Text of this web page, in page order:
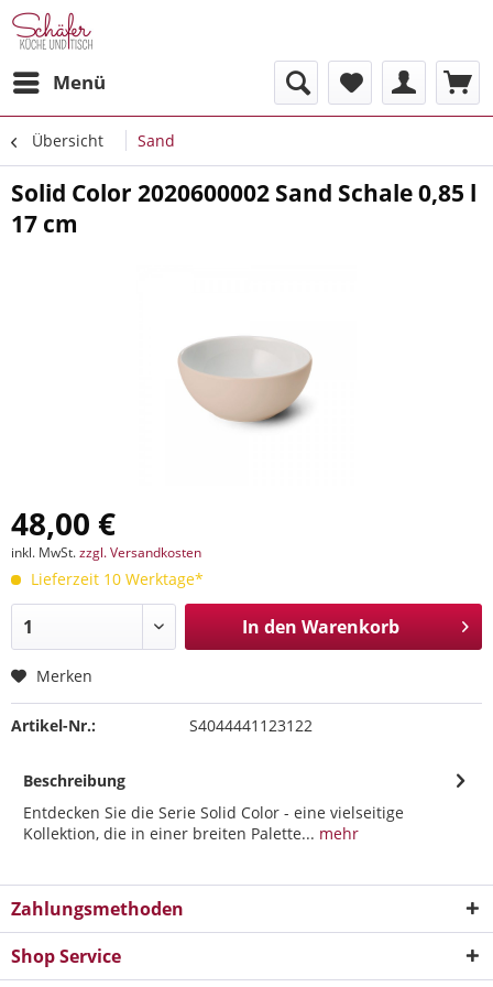
Menü
Übersicht Sand
Solid Color 2020600002 Sand Schale 0,85 l
17 cm
48,00 €
inkl. MwSt.zzgl. Versandkosten
Lieferzeit 10 Werktage*
In den Warenkorb
Merken
Artikel-Nr.: S4044441123122
Beschreibung
Entdecken Sie die Serie Solid Color - eine vielseitige
Kollektion, die in einer breiten Palette... mehr
Zahlungsmethoden
Shop Service